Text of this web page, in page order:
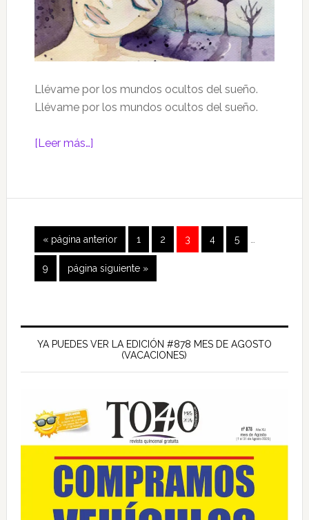
Llévame por los mundos ocultos del sueño.
Llévame por los mundos ocultos del sueño.
[Leer más…]acerca
I
« Ir
a
página anterior Página
1 Página
2 Página
3 Página
4 Página
5 …
Página
9
Ir
a
página siguiente »
Barra
lateral
principal
YA PUEDES VER LA EDICIÓN #878 MES DE AGOSTO
(VACACIONES)